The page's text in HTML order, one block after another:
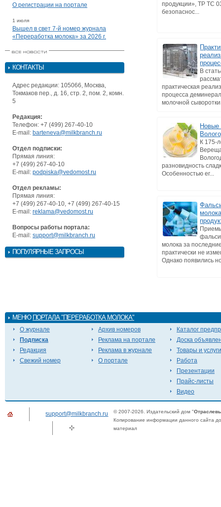
О регистрации на портале
1 июля
Вышел в свет 7-й номер журнала
«Переработка молока» за 2026 г.
КОНТАКТЫ
Адрес редакции: 105066, Москва,
Токмаков пер., д. 16, стр. 2, пом. 2, комн.
5
Редакция:
Телефон: +7 (499) 267-40-10
E-mail: barteneva@milkbranch.ru
Отдел подписки:
Прямая линия:
+7 (499) 267-40-10
E-mail: podpiska@vedomost.ru
Отдел рекламы:
Прямая линия:
+7 (499) 267-40-10, +7 (499) 267-40-15
E-mail: reklama@vedomost.ru
Вопросы работы портала:
E-mail: support@milkbranch.ru
ПОПУЛЯРНЫЕ ЗАПРОСЫ
продукции», ТР ТС
безопаснос...
В
практическая
процесса
молочной
Новые
К 175-
разновидность
Особенностью ег...
молока за
практически не
Однако появились
МЕНЮ ПОРТАЛА "ПЕРЕРАБОТКА МОЛОКА"
О журнале
Подписка
Редакция
Свежий номер
Архив номеров
Реклама на портале
Реклама в журнале
О портале
Каталог
Доска
Товары и услуги
Работа
Презентации
Прайс-листы
Видео
support@milkbranch.ru © 2007-2026. Издательский дом "
Копирование информации данного сайта
материал